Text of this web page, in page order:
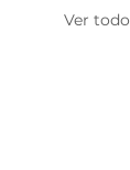
Ver todo